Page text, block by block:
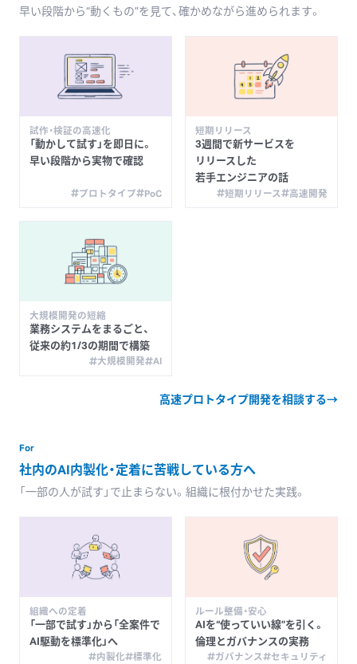
早い段階から“動く もの”を 見て、確かめながら進められます。
試作・検証の高速化
「動かして試す」を即日に。
早い段階から実物で確認
プロトタイプ PoC
短期リリース
3週間で新サービスを
リリースした
若手エンジニアの話
短期リリース 高速開発
大規模開発の短縮
業務システムをまるごと、
従来の約1/3の期間で構築
大規模開発 AI
高速プロトタイプ開発を相談する→
For
社内のAI内製化・定着に苦戦している方へ
「一部の 人が試す」で止まらない。 組織に根付かせた実践。
組織への定着
「一部で試す」から「全案件で
AI駆動を標準化」へ
内製化 標準化
ルール整備・安心
AIを“使っていい線”を引く。
倫理とガバナンスの実務
ガバナンス セキュリティ